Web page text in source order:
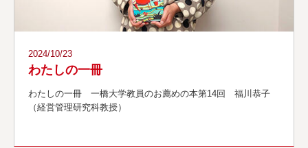
2024/10/23
わたしの一冊
わたしの一冊 一橋大学教員のお薦めの本第14回 福川恭子
（経営管理研究科教授）